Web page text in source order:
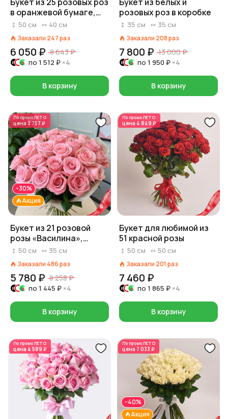
в оранжевой бумаге,
Россия, 50 см
50 см 40 см
Заказали 247раз
6 050 ₽ 8 643 ₽
по 1 512 ₽ ×4
В корзину
розовых роз в коробке
35 см 35 см
Заказали 208раз
7 800 ₽ 13 000 ₽
по 1 950 ₽ ×4
В корзину
По промоЛЕТО
цена 3 757 ₽
Акция
-30%
Букет из 21 розовой
розы «Василина»,
Россия, 50 см
50 см 35 см
Заказали 486раз
5 780 ₽ 8 258 ₽
по 1 445 ₽ ×4
В корзину
По промоЛЕТО
цена 4 849 ₽
Букет для любимой из
51 красной розы
50 см 50 см
Заказали 201 раз
7 460 ₽
по 1 865 ₽ ×4
В корзину
По промоЛЕТО
цена 4 589 ₽
По промоЛЕТО
цена 7 033 ₽
Акция
-40%